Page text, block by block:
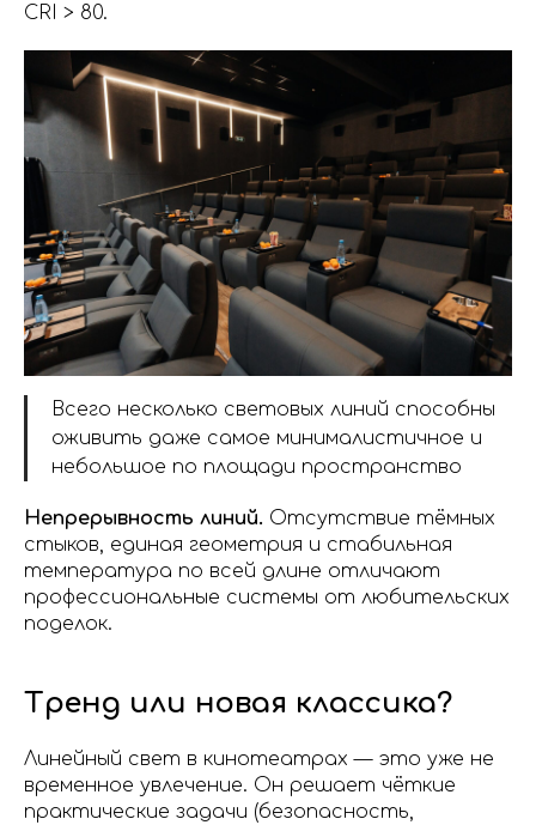
CRI > 80.
Всего несколько световых линий способны
оживить даже самое минималистичное и
небольшое по площади пространство
Непрерывность линий. Отсутствие тёмных
стыков, единая геометрия и стабильная
температура по всей длине отличают
профессиональные системы от любительских
поделок.
Тренд или новая классика?
Линейный свет в кинотеатрах — это уже не
временное увлечение. Он решает чёткие
практические задачи (безопасность,